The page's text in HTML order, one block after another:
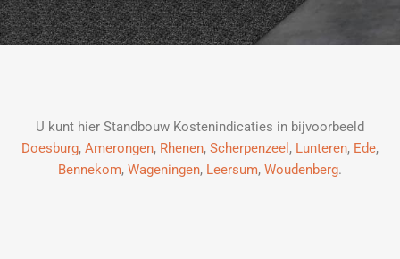
U kunt hier Standbouw Kostenindicaties in bijvoorbeeld
Doesburg, Amerongen, Rhenen, Scherpenzeel , Lunteren, Ede,
Bennekom, Wageningen, Leersum, Woudenberg.